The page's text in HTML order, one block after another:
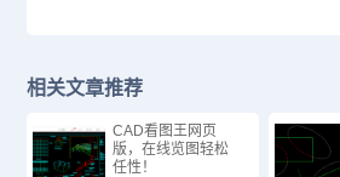
相关文章推荐
CAD看图王网页
版，在线览图轻松
任性！